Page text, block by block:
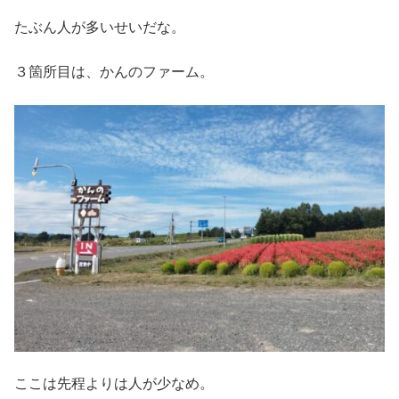
たぶん人が多いせいだな。
３箇所目は、かんのファーム。
ここは先程よりは人が少なめ。